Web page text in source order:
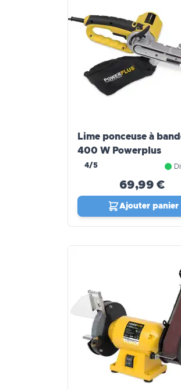
Lime ponceuse à
400 W Powerplus
4/5
69,99 €
Ajouter panier